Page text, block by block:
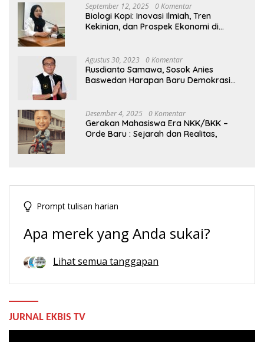
September 12, 2025 0 Komentar
Biologi Kopi: Inovasi Ilmiah, Tren
Kekinian, dan Prospek Ekonomi di
Agustus 30, 2023 0 Komentar
Rusdianto Samawa, Sosok Anies
Baswedan Harapan Baru Demokrasi
Desember 4, 2025 0 Komentar
Gerakan Mahasiswa Era NKK/BKK –
Orde Baru : Sejarah dan Realitas,
Prompt tulisan harian
Apa merek yang Anda sukai?
Lihat semua tanggapan
JURNAL EKBIS TV